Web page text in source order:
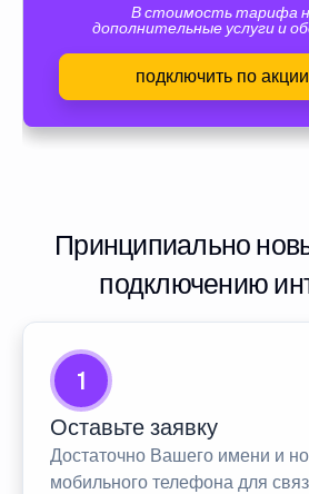
В стоимость тарифа
дополнительные услуги и
подключить по акции
Принципиально
подключению
1
Оставьте заявку
Достаточно Вашего имени и
мобильного телефона для